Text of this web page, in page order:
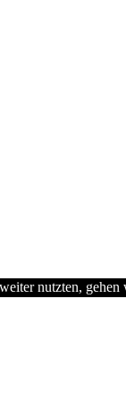
nutzten,